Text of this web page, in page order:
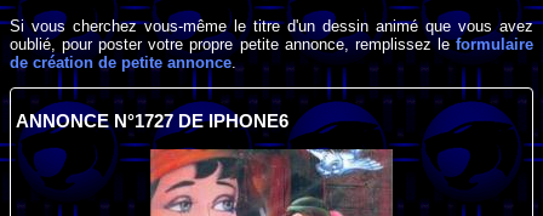
Si vous cherchez vous-même le titre d'un dessin animé que vous avez
oublié, pour poster votre propre petite annonce, remplissez leformulaire
de création de petite annonce .
ANNONCE N°1727 DE IPHONE6